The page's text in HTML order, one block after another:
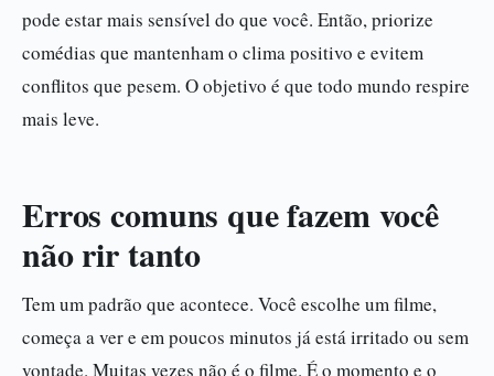
pode estar mais sensível do que você. Então, priorize
comédias que mantenham o clima positivo e evitem
conflitos que pesem. O objetivo é que todo mundo respire
mais leve.
Erros comuns que fazem você
não rir tanto
Tem um padrão que acontece. Você escolhe um filme,
começa a ver e em poucos minutos já está irritado ou sem
vontade. Muitas vezes não é o filme. É o momento e o